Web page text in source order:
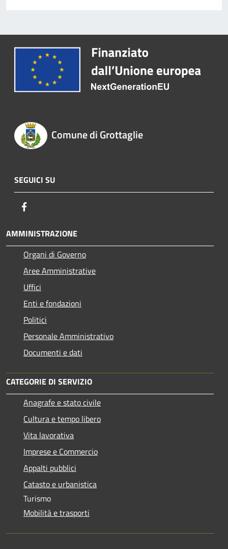
Comune di Grottaglie
SEGUICI SU
AMMINISTRAZIONE
Organi di Governo
Aree Amministrative
Uffici
Enti e fondazioni
Politici
Personale Amministrativo
Documenti e dati
CATEGORIE DI SERVIZIO
Anagrafe e stato civile
Cultura e tempo libero
Vita lavorativa
Imprese e Commercio
Appalti pubblici
Catasto e urbanistica
Turismo
Mobilità e trasporti